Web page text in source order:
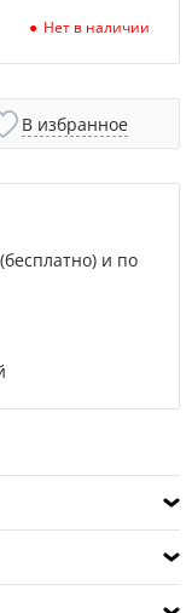
Нет в наличии
В избранное
и по